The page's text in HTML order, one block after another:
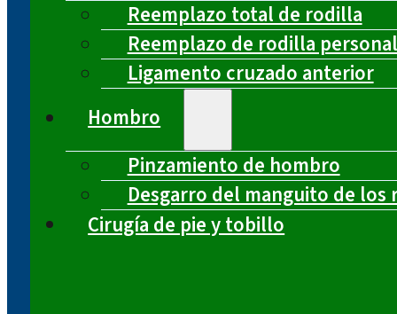
Reemplazo total de rodilla
Reemplazo de rodilla
Ligamento cruzado anterior
Hombro
Pinzamiento de hombro
Desgarro del manguito de los
Cirugía de pie y tobillo